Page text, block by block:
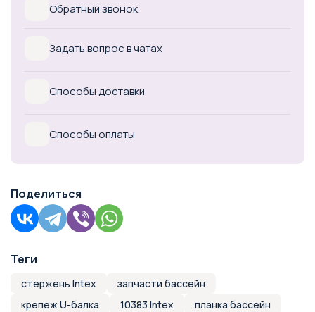
Обратный звонок
Задать вопрос в чатах
Способы доставки
Способы оплаты
Поделиться
Теги
стержень Intex
запчасти бассейн
крепеж U-балка
10383 Intex
планка бассейн